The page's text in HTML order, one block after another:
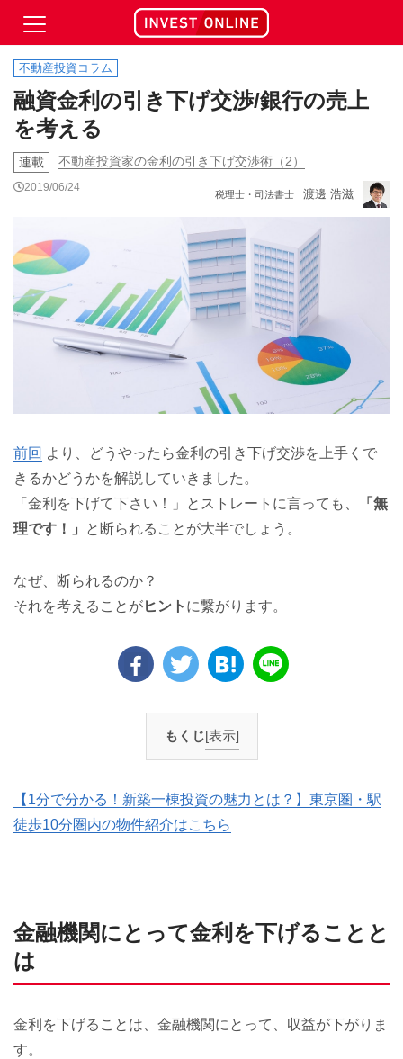
不動産投資コラム
融資金利の引き下げ交渉/銀行の売上
を考える
連載 不動産投資家の金利の引き下げ交渉術（2）
2019/06/24
税理士・司法書士 渡邊 浩滋
前回 より、どうやったら金利の引き下げ交渉を上手くで
きるかどうかを解説していきました。
「金利を下げて下さい！」とストレートに言っても、
「無
理です！」
と断られることが大半でしょう。
なぜ、断られるのか？
それを考えることがヒント に繋がります。
もくじ[表示]
【1分で分かる！新築一棟投資の魅力とは？】東京圏・駅
徒歩10分圏内の物件紹介はこちら
金融機関にとって金利を下げることと
は
金利を下げることは、金融機関にとって、収益が下がりま
す。